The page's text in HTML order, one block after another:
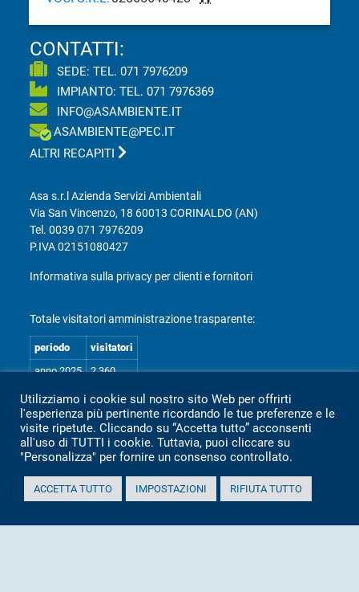
CONTATTI:
SEDE: TEL.071 7976209
IMPIANTO: TEL.071 7976369
INFO@ASAMBIENTE.IT
ASAMBIENTE@PEC.IT
ALTRI RECAPITI
Asa s.r.l Azienda Servizi Ambientali
Via San Vincenzo, 18 60013 CORINALDO (AN)
Tel.0039 071 7976209
P.IVA 02151080427
Informativa sulla privacy per clienti e fornitori
Totale visitatori amministrazione trasparente:
periodo
visitatori
anno 2025
2.360
anno 2024
2.097
anno 2023
1.803
anno 2022
2.373
anno 2021
1.501
anno 2020
1.307
Utilizziamo i cookie sul nostro sito Web per offrirti
l'esperienza più pertinente ricordando le tue preferenze e le
visite ripetute. Cliccando su “Accetta tutto” acconsenti
all'uso di TUTTI i cookie. Tuttavia, puoi cliccare su
"Personalizza" per fornire un consenso controllato.
ACCETTA TUTTO IMPOSTAZIONI RIFIUTA TUTTO